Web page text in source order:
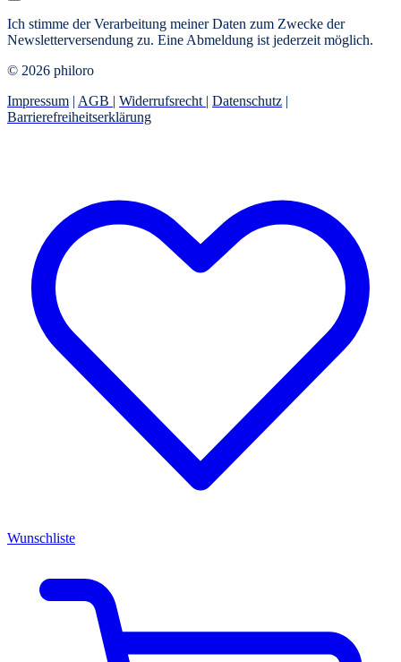
Ich stimme der Verarbeitung meiner Daten zum Zwecke der
Newsletterversendung zu. Eine Abmeldung ist jederzeit möglich.
© 2026 philoro
Impressum | AGB | Widerrufsrecht | Datenschutz |
Barrierefreiheitserklärung
Wunschliste